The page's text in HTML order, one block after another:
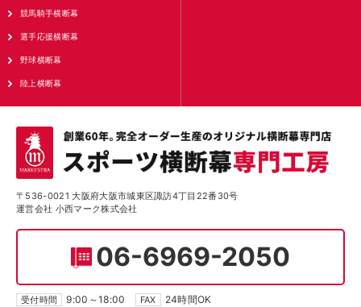
競馬騎手横断幕
選手応援横断幕
野球横断幕
陸上横断幕
〒536-0021 大阪府大阪市城東区諏訪4丁目22番30号
運営会社 小西マーク株式会社
06-6969-2050
受付時間 9:00～18:00 FAX 24時間OK